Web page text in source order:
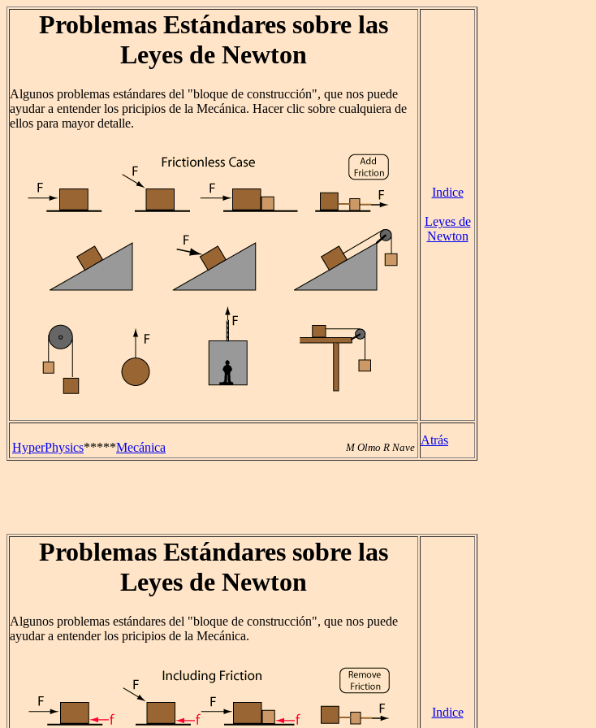
Problemas Estándares sobre las
Leyes de Newton
Algunos problemas estándares del "bloque de construcción", que nos puede
ayudar a entender los pricipios de la Mecánica. Hacer clic sobre cualquiera de
ellos para mayor detalle.
Indice
Leyes de
Newton
HyperPhysics*****Mecánica M Olmo R Nave
Atrás
Problemas Estándares sobre las
Leyes de Newton
Algunos problemas estándares del "bloque de construcción", que nos puede
ayudar a entender los pricipios de la Mecánica.
Indice